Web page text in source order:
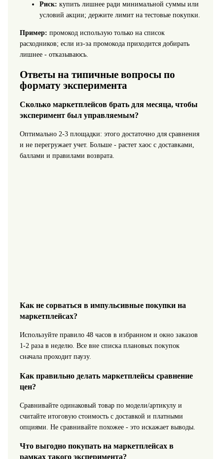
Риск: купить лишнее ради минимальной суммы или
условий акции; держите лимит на тестовые покупки.
Пример: промокод использую только на список
расходников; если из-за промокода приходится добирать
лишнее - отказываюсь.
Ответы на типичные вопросы по
формату эксперимента
Сколько маркетплейсов брать для месяца, чтобы
эксперимент был управляемым?
Оптимально 2-3 площадки: этого достаточно для сравнения
и не перегружает учет. Больше - растет хаос с доставками,
баллами и правилами возврата.
Как не сорваться в импульсивные покупки на
маркетплейсах?
Используйте правило 48 часов в избранном и окно заказов
1-2 раза в неделю. Все вне списка плановых покупок
сначала проходит паузу.
Как правильно делать маркетплейсы сравнение
цен?
Сравнивайте одинаковый товар по модели/артикулу и
считайте итоговую стоимость с доставкой и платными
опциями. Не сравнивайте похожее - это искажает выводы.
Что выгодно покупать на маркетплейсах в
рамках такого эксперимента?